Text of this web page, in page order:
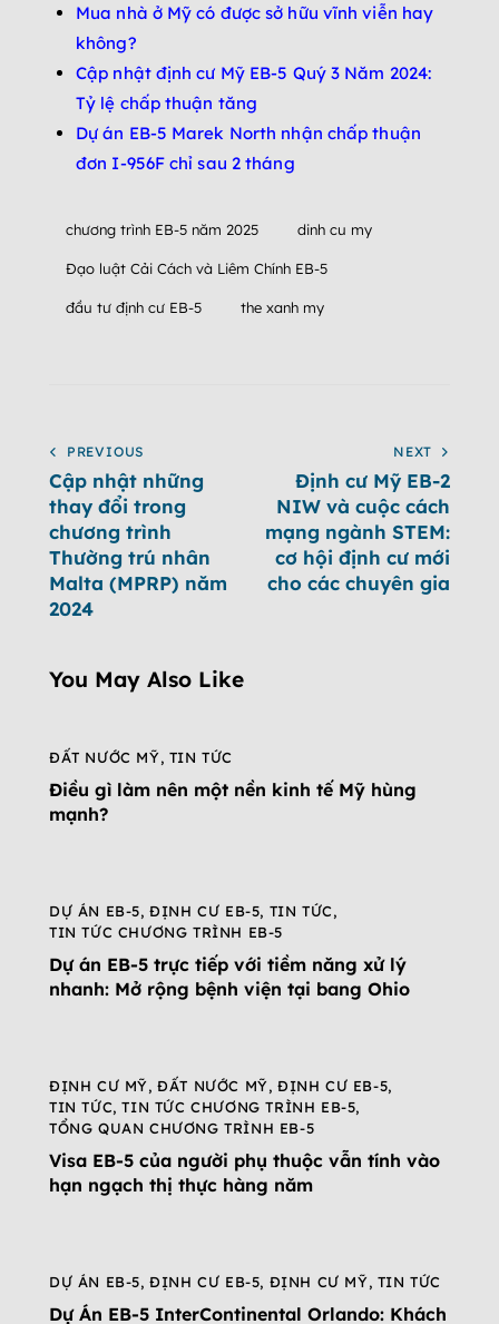
Mua nhà ở Mỹ có được sở hữu vĩnh viễn hay
không?
Cập nhật định cư Mỹ EB-5 Quý 3 Năm 2024:
Tỷ lệ chấp thuận tăng
Dự án EB-5 Marek North nhận chấp thuận
đơn I-956F chỉ sau 2 tháng
chương trình EB-5 năm 2025 dinh cu my
Đạo luật Cải Cách và Liêm Chính EB-5
đầu tư định cư EB-5 the xanh my
PREVIOUS
Cập nhật những
thay đổi trong
chương trình
Thường trú nhân
Malta (MPRP) năm
2024
NEXT
Định cư Mỹ EB-2
NIW và cuộc cách
mạng ngành STEM:
cơ hội định cư mới
cho các chuyên gia
You May Also Like
ĐẤT NƯỚC MỸ, TIN TỨC
Điều gì làm nên một nền kinh tế Mỹ hùng
mạnh?
DỰ ÁN EB-5,ĐỊNH CƯ EB-5, TIN TỨC,
TIN TỨC CHƯƠNG TRÌNH EB-5
Dự án EB-5 trực tiếp với tiềm năng xử lý
nhanh: Mở rộng bệnh viện tại bang Ohio
ĐỊNH CƯ MỸ,ĐẤT NƯỚC MỸ,ĐỊNH CƯ EB-5,
TIN TỨC,TIN TỨC CHƯƠNG TRÌNH EB-5,
TỔNG QUAN CHƯƠNG TRÌNH EB-5
Visa EB-5 của người phụ thuộc vẫn tính vào
hạn ngạch thị thực hàng năm
DỰ ÁN EB-5,ĐỊNH CƯ EB-5, ĐỊNH CƯ MỸ, TIN TỨC
Dự Án EB-5 InterContinental Orlando: Khách